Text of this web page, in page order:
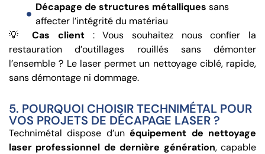
Décapage de structures métalliques sans
affecter l’intégrité du matériau
💡Cas client : Vous souhaitez nous confier la
restauration d’outillages rouillés sans démonter
l’ensemble ? Le laser permet un nettoyage ciblé, rapide,
sans démontage ni dommage.
5. POURQUOI CHOISIR TECHNIMÉTAL POUR
VOS PROJETS DE DÉCAPAGE LASER ?
Technimétal dispose d’unéquipement de nettoyage
laser professionnel de dernière génération, capable